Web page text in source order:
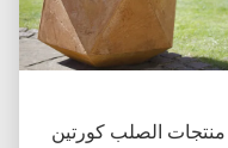
منتجات الصلب كورتين